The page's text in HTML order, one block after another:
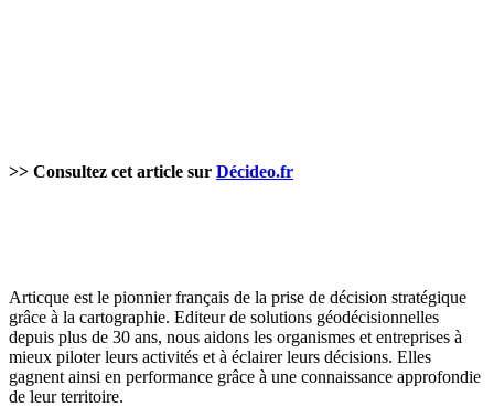
>> Consultez cet article sur Décideo.fr
Articque est le pionnier français de la prise de décision stratégique
grâce à la cartographie. Editeur de solutions géodécisionnelles
depuis plus de 30 ans, nous aidons les organismes et entreprises à
mieux piloter leurs activités et à éclairer leurs décisions. Elles
gagnent ainsi en performance grâce à une connaissance approfondie
de leur territoire.